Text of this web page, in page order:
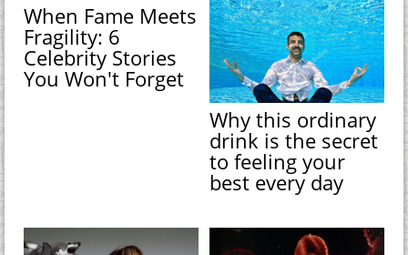
When Fame Meets
Fragility: 6
Celebrity Stories
You Won't Forget
Why this ordinary
drink is the secret
to feeling your
best every day